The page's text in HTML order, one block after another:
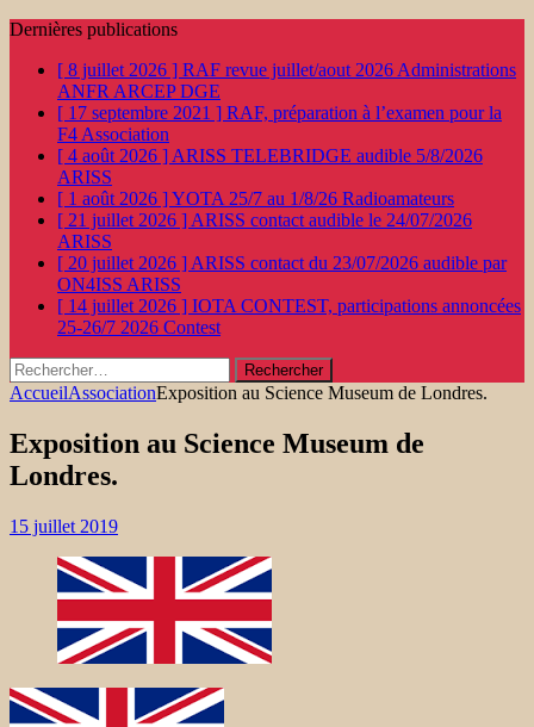
Dernières publications
[ 8 juillet 2026 ] RAF revue juillet/aout 2026 Administrations
ANFR ARCEP DGE
[ 17 septembre 2021 ] RAF, préparation à l’examen pour la
F4 Association
[ 4 août 2026 ] ARISS TELEBRIDGE audible 5/8/2026
ARISS
[ 1 août 2026 ]YOTA 25/7 au 1/8/26 Radioamateurs
[ 21 juillet 2026 ] ARISS contact audible le 24/07/2026
ARISS
[ 20 juillet 2026 ] ARISS contact du 23/07/2026 audible par
ON4ISS ARISS
[ 14 juillet 2026 ] IOTA CONTEST, participations annoncées
25-26/7 2026 Contest
Rechercher :
AccueilAssociationExposition au Science Museum de Londres.
Exposition au Science Museum de
Londres.
15 juillet 2019